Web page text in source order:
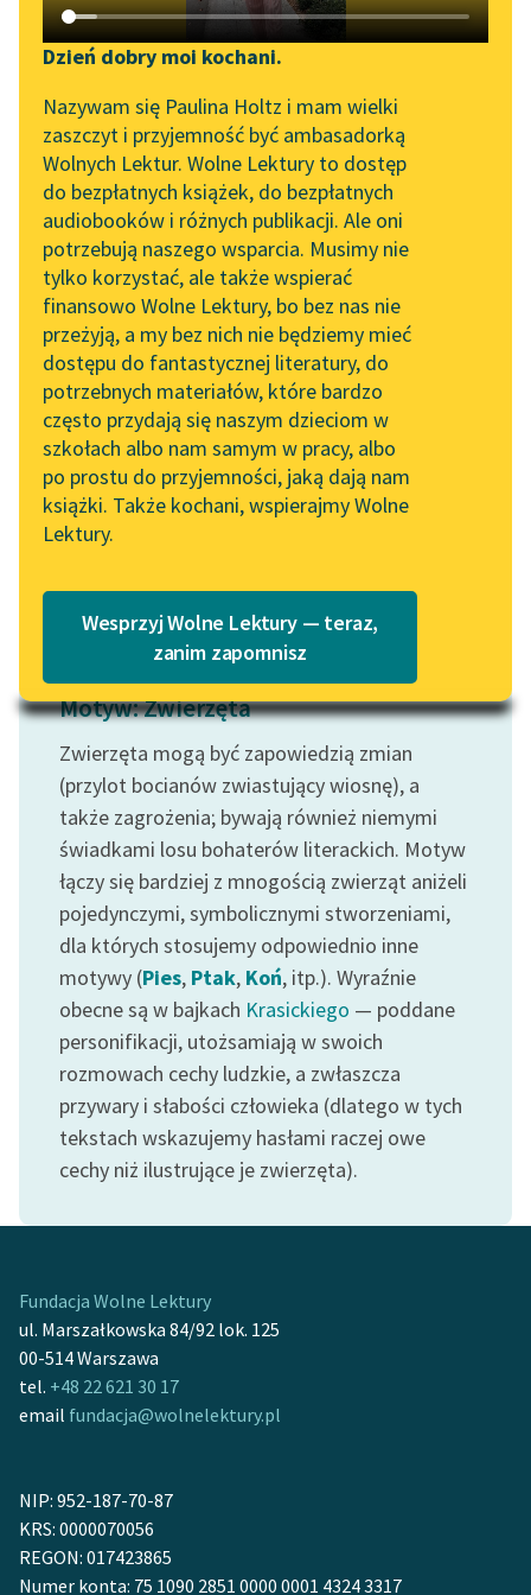
Katalog DAISY
Podkasty o książkach
Zgłoś brak utworu
Aktualności
„Prokurator Alicja Horn”
do słuchania
Byliśmy częścią AI Impact
Lab
Zapraszamy na spotkanie
online z tłumaczkami
literatury skandynawskiej
Spotkanie z Katarzyną
Tunkiel w Oslo
102. lata temu zmarł
Joseph Conrad
Lektury szkolne i klasyka
literatury do słuchania dla
uczennic i uczniów z
E-kolekcja lektur
szkolnych i literatury do
słuchania dla uczennic i
uczniów z
niepełnosprawnościami
Feministyczne inspiracje.
Popularyzacja
skandynawskiej literatury
feministycznej
Ręce pełne poezji
Kolekcje edukacyjne
twórców przechodzących
do domeny publicznej,
Szkoła Poezji Wolnych
Lektur
Narzędzia
Mapa Wolnych Lektur
Leśmianator
Przewodnik dla piszących i
czytających
API
OAI-PMH
Widget Wolnych Lektur
Przypisy
Katalog w formacie PDF
O nas
O projekcie
Zespół
Dzień dobry moi kochani.
Nazywam się Paulina Holtz i mam wielki
zaszczyt i przyjemność być ambasadorką
Wolnych Lektur. Wolne Lektury to dostęp
do bezpłatnych książek, do bezpłatnych
audiobooków i różnych publikacji. Ale oni
potrzebują naszego wsparcia. Musimy nie
tylko korzystać, ale także wspierać
finansowo Wolne Lektury, bo bez nas nie
przeżyją, a my bez nich nie będziemy mieć
dostępu do fantastycznej literatury, do
potrzebnych materiałów, które bardzo
często przydają się naszym dzieciom w
szkołach albo nam samym w pracy, albo
po prostu do przyjemności, jaką dają nam
książki. Także kochani, wspierajmy Wolne
Lektury.
Wesprzyj Wolne Lektury — teraz,
zanim zapomnisz
Lucy Maud Montgomery
Pan
Harrison
chciał
się
pozbyć
swego
psa,
więc go
od razu
powiesił,
ale on
odżył...
Motyw: Zwierzęta
Zwierzęta mogą być zapowiedzią zmian
(przylot bocianów zwiastujący wiosnę), a
także zagrożenia; bywają również niemymi
świadkami losu bohaterów literackich. Motyw
łączy się bardziej z mnogością zwierząt aniżeli
pojedynczymi, symbolicznymi stworzeniami,
dla których stosujemy odpowiednio inne
motywy (Pies, Ptak, Koń, itp.). Wyraźnie
obecne są w bajkach Krasickiego — poddane
personifikacji, utożsamiają w swoich
rozmowach cechy ludzkie, a zwłaszcza
przywary i słabości człowieka (dlatego w tych
tekstach wskazujemy hasłami raczej owe
cechy niż ilustrujące je zwierzęta).
Fundacja Wolne Lektury
ul. Marszałkowska 84/92 lok. 125
00-514 Warszawa
tel. +48 22 621 30 17
email fundacja@wolnelektury.pl
NIP: 952-187-70-87
KRS: 0000070056
REGON: 017423865
Numer konta: 75 1090 2851 0000 0001 4324 3317